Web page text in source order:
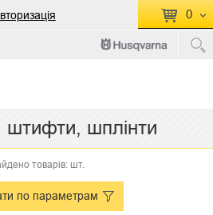
0
КОШИК ПУСТИЙ
до кошику
Сумма:
штифти, шплінти
товарів: шт.
по параметрам